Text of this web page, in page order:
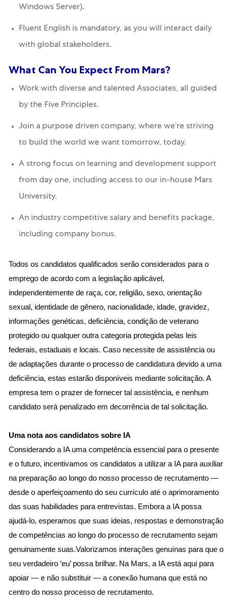
Windows Server).
Fluent English is mandatory, as you will interact daily
with global stakeholders.
What Can You Expect From Mars?
Work with diverse and talented Associates, all guided
by the Five Principles.
Join a purpose driven company, where we’re striving
to build the world we want tomorrow, today.
A strong focus on learning and development support
from day one, including access to our in-house Mars
University.
An industry competitive salary and benefits package,
including company bonus.
Todos os candidatos qualificados serão considerados para o
emprego de acordo com a legislação aplicável,
independentemente de raça, cor, religião, sexo, orientação
sexual, identidade de gênero, nacionalidade, idade, gravidez,
informações genéticas, deficiência, condição de veterano
protegido ou qualquer outra categoria protegida pelas leis
federais, estaduais e locais. Caso necessite de assistência ou
de adaptações durante o processo de candidatura devido a uma
deficiência, estas estarão disponíveis mediante solicitação. A
empresa tem o prazer de fornecer tal assistência, e nenhum
candidato será penalizado em decorrência de tal solicitação.
Uma nota aos candidatos sobre IA
Considerando a IA uma competência essencial para o presente
e o futuro, incentivamos os candidatos a utilizar a IA para auxiliar
na preparação ao longo do nosso processo de recrutamento —
desde o aperfeiçoamento do seu currículo até o aprimoramento
das suas habilidades para entrevistas. Embora a IA possa
ajudá-lo, esperamos que suas ideias, respostas e demonstração
de competências ao longo do processo de recrutamento sejam
genuinamente suas.Valorizamos interações genuínas para que o
seu verdadeiro ‘eu’ possa brilhar. Na Mars, a IA está aqui para
apoiar — e não substituir — a conexão humana que está no
centro do nosso processo de recrutamento.